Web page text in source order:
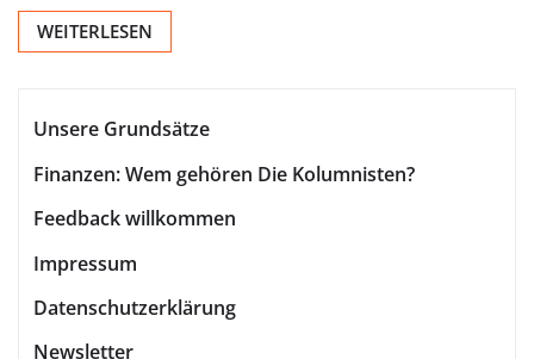
WEITERLESEN
Unsere Grundsätze
Finanzen: Wem gehören Die Kolumnisten?
Feedback willkommen
Impressum
Datenschutzerklärung
Newsletter